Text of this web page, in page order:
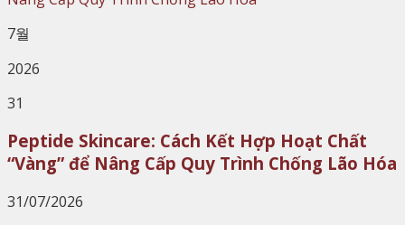
7월
2026
31
Peptide Skincare: Cách Kết Hợp Hoạt Chất
“Vàng” để Nâng Cấp Quy Trình Chống Lão Hóa
31/07/2026